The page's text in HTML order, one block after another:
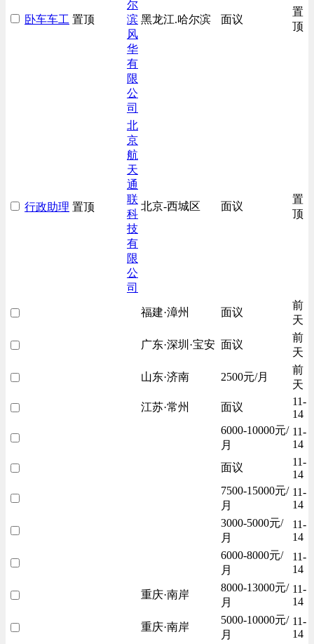
卧车车工 置顶
尔
滨
风
华
有
限
公
司
黑龙江.哈尔滨 面议
置
顶
行政助理 置顶
北
京
航
天
通
联
科
技
有
限
公
司
北京-西城区 面议
置
顶
福建·漳州 面议
前
天
广东·深圳·宝安 面议
前
天
山东·济南 2500元/月
前
天
江苏·常州
面议
11-
14
6000-10000元/
月
11-
14
面议
11-
14
7500-15000元/
月
11-
14
3000-5000元/
月
11-
14
6000-8000元/
月
11-
14
重庆·南岸
8000-13000元/
月
11-
14
重庆·南岸
5000-10000元/
月
11-
14